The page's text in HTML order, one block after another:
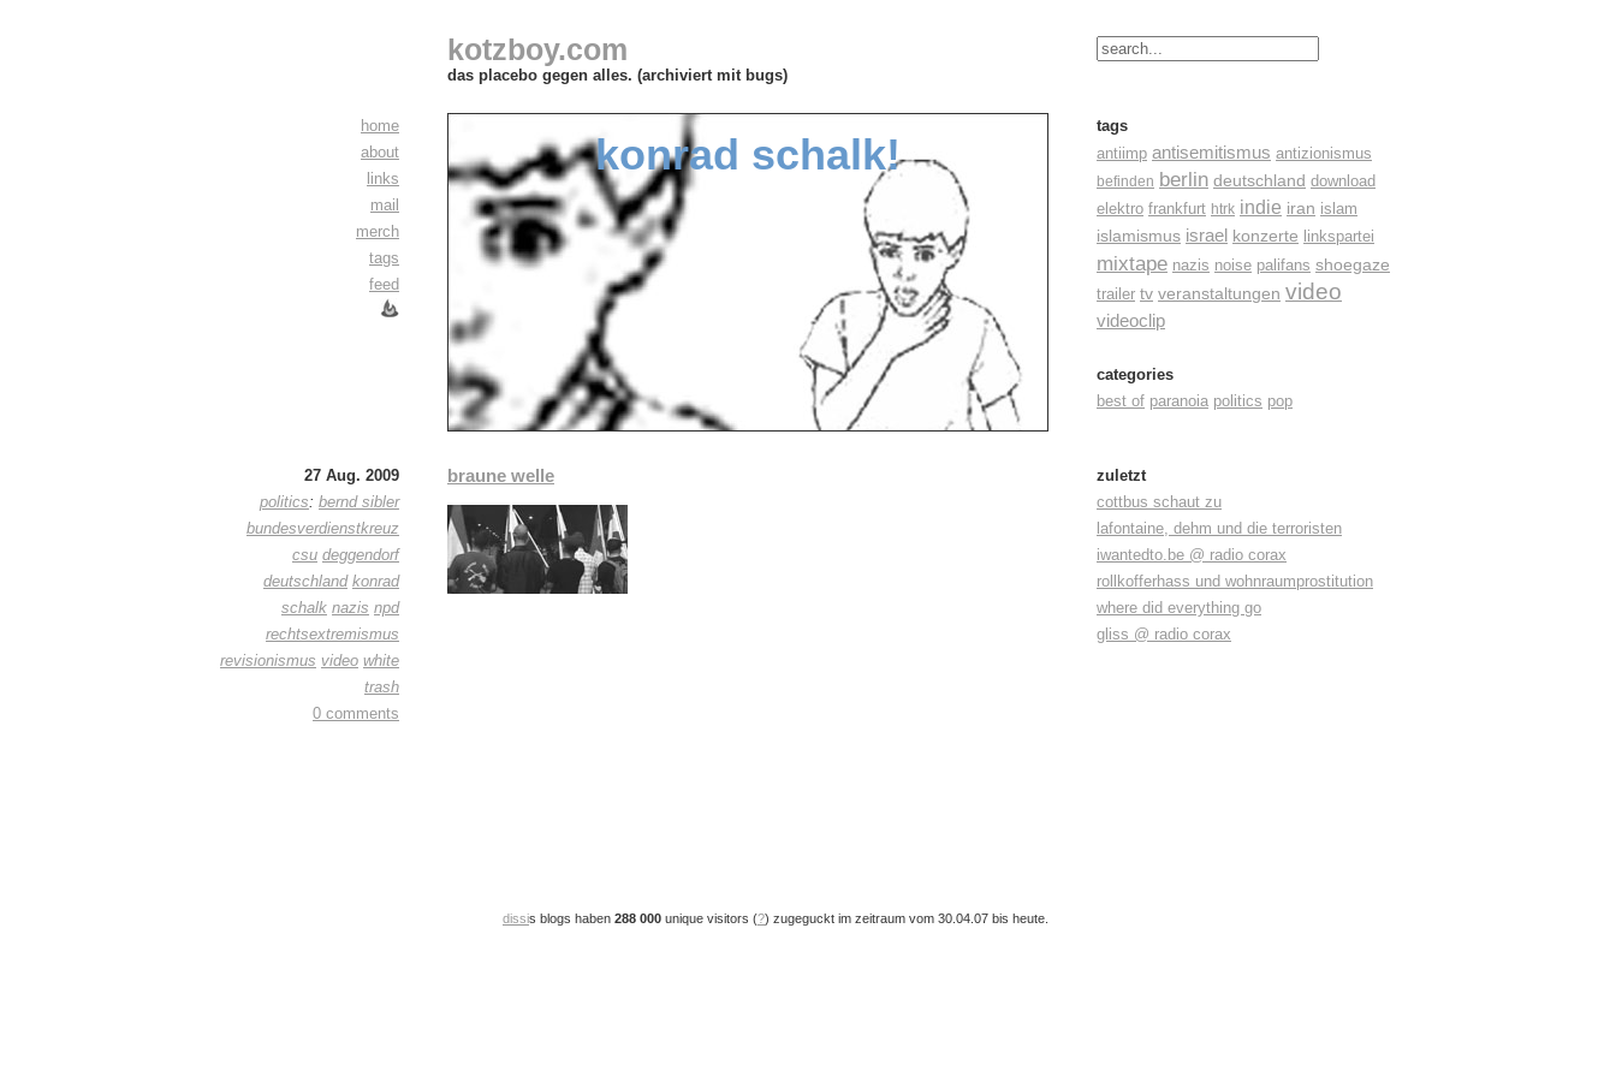
kotzboy.com
das placebo gegen alles. (archiviert mit bugs)
home
about
links
mail
merch
tags
feed
konrad schalk!
tags
antiimp antisemitismus antizionismus
befinden berlin deutschland download
elektro frankfurt htrk indie iran islam
islamismus israel konzerte linkspartei
mixtape nazis noise palifans shoegaze
trailer tv veranstaltungen video
videoclip
categories
best of paranoia politics pop
27 Aug. 2009
politics: bernd sibler
bundesverdienstkreuz
csu deggendorf
deutschland konrad
schalk nazis npd
rechtsextremismus
revisionismus video white
trash
0 comments
braune welle
zuletzt
cottbus schaut zu
lafontaine, dehm und die terroristen
iwantedto.be @ radio corax
rollkofferhass und wohnraumprostitution
where did everything go
gliss @ radio corax
dissis blogs haben 288 000 unique visitors (?) zugeguckt im zeitraum vom 30.04.07 bis heute.